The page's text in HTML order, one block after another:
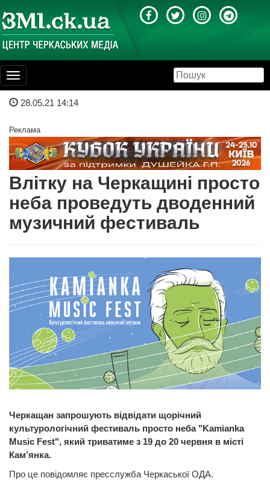
Toggle
navigation
28.05.21 14:14
Реклама
Влітку на Черкащині просто
неба проведуть дводенний
музичний фестиваль
Черкащан запрошують відвідати щорічний
культурологічний фестиваль просто неба "Kamianka
Music Fest", який триватиме з 19 до 20 червня в місті
Кам’янка.
Про це повідомляє пресслужба Черкаської ОДА.